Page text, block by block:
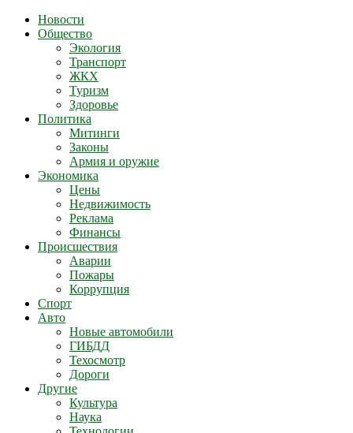
Новости
Общество
Экология
Транспорт
ЖКХ
Туризм
Здоровье
Политика
Митинги
Законы
Армия и оружие
Экономика
Цены
Недвижимость
Реклама
Финансы
Происшествия
Аварии
Пожары
Коррупция
Спорт
Авто
Новые автомобили
ГИБДД
Техосмотр
Дороги
Другие
Культура
Наука